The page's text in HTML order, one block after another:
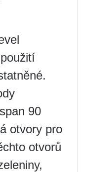
90
otvory pro
otvorů